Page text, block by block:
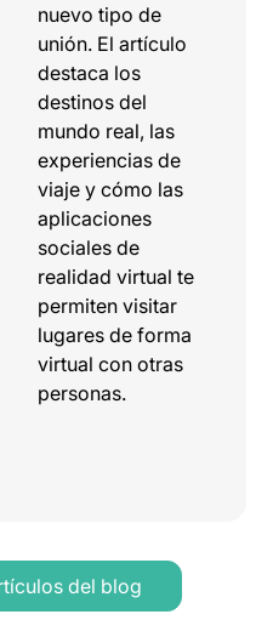
nuevo tipo de
unión. El artículo
destaca los
destinos del
mundo real, las
experiencias de
viaje y cómo las
aplicaciones
sociales de
realidad virtual te
permiten visitar
lugares de forma
virtual con otras
personas.
del blog